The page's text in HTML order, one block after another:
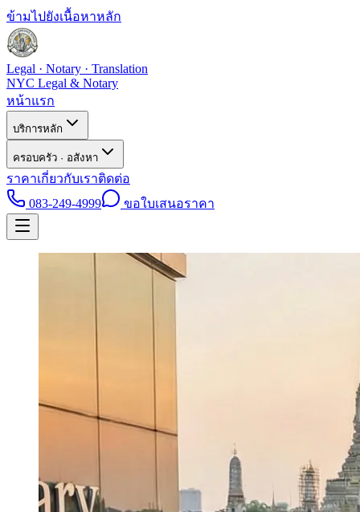
ข้ามไปยังเนื้อหาหลัก
Legal · Notary · Translation
NYC Legal & Notary
หน้าแรก
บริการหลัก
ครอบครัว · อสังหา
ราคาเกี่ยวกับเราติดต่อ
083-249-4999
ขอใบเสนอราคา